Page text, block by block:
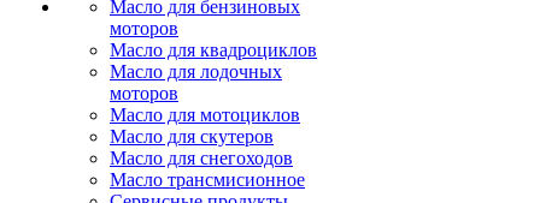
Масло для бензиновых
моторов
Масло для квадроциклов
Масло для лодочных
моторов
Масло для мотоциклов
Масло для скутеров
Масло для снегоходов
Масло трансмисионное